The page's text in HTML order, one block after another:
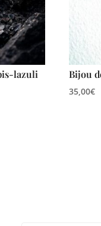
lazuli Bijou
35,00€